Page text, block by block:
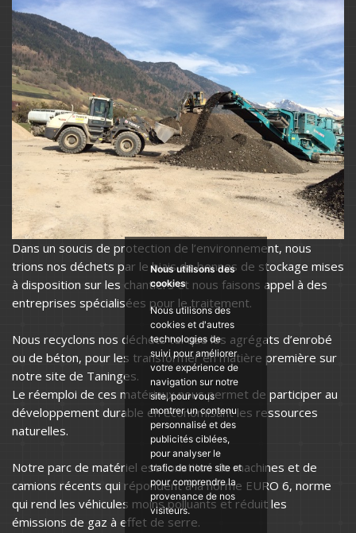
Nous utilisons des
cookies
Nous utilisons des
cookies et d'autres
technologies de
suivi pour améliorer
votre expérience de
navigation sur notre
site, pour vous
montrer un contenu
personnalisé et des
publicités ciblées,
pour analyser le
trafic de notre site et
pour comprendre la
provenance de nos
visiteurs.
Dans un soucis de protection de l’environnement, nous
trions nos déchets par le biais de bennes de stockage mises
à disposition sur les chantiers et nous faisons appel à des
entreprises spécialisées pour le traitement.
Nous recyclons nos déchets tel que les agrégats d’enrobé
ou de béton, pour les transformer en matière première sur
notre site de Taninges.
Le réemploi de ces matériaux nous permet de participer au
développement durable en économisant les ressources
naturelles.
Notre parc de matériel est constitué de machines et de
camions récents qui répondent à la norme EURO 6, norme
qui rend les véhicules moins polluants et réduit les
émissions de gaz à effet de serre.